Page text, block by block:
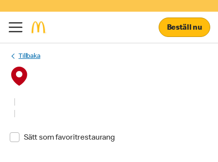
Beställ nu
Tillbaka
Sätt som favoritrestaurang